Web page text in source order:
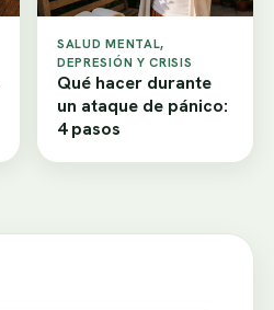
SALUD MENTAL,
DEPRESIÓN Y CRISIS
Qué hacer durante
un ataque de pánico:
4 pasos